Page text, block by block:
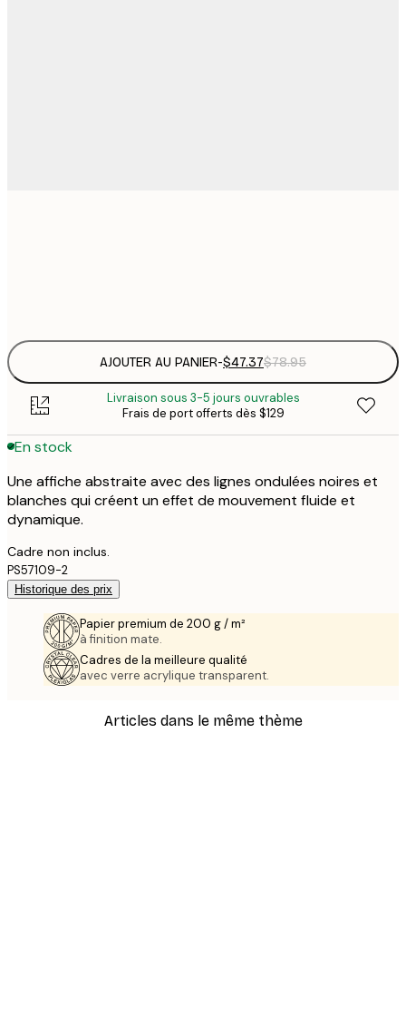
AJOUTER AU PANIER-$47.37$78.95
Livraison sous 3-5 jours ouvrables
Frais de port offerts dès $129
En stock
Une affiche abstraite avec des lignes ondulées noires et
blanches qui créent un effet de mouvement fluide et
dynamique.
Cadre non inclus.
PS57109-2
Historique des prix
Papier premium de 200 g / m²
à finition mate.
Cadres de la meilleure qualité
avec verre acrylique transparent.
Articles dans le même thème